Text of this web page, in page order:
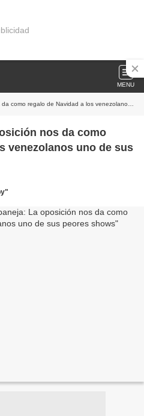
MENU
de Navidad a los venezolanos uno de sus peores shows
nos da como
venezolanos uno de sus